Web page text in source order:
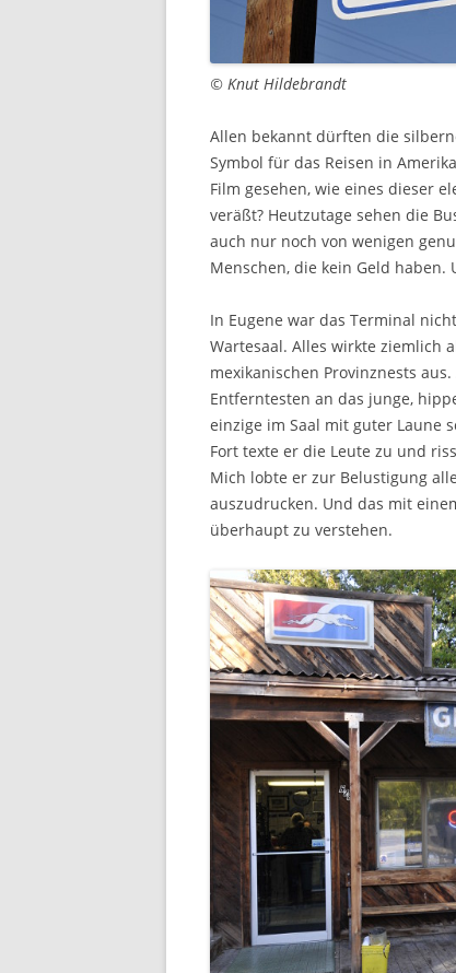
© Knut Hildebrandt
Allen bekannt dürften die
Symbol für das Reisen in
Film gesehen, wie eines dieser
veräßt? Heutzutage sehen die
auch nur noch von wenigen
Menschen, die kein Geld
In Eugene war das Terminal
Wartesaal. Alles wirkte ziemlich
mexikanischen Provinznests
Entferntesten an das junge,
einzige im Saal mit guter Laune
Fort texte er die Leute zu und
Mich lobte er zur Belustigung
auszudrucken. Und das mit
überhaupt zu verstehen.